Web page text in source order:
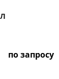
по запросу